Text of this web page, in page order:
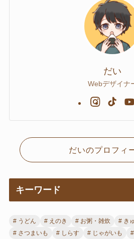
だい
Webデザイナ
だいのプロフィ
キーワード
うどん えのき お粥・雑炊 き
さつまいも
しらす じゃがいも